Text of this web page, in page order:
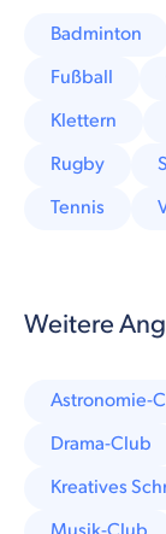
Badminton
Fußball
Klettern
Rugby
Tennis
Weitere
Astronomie-
Drama-Club
Kreatives